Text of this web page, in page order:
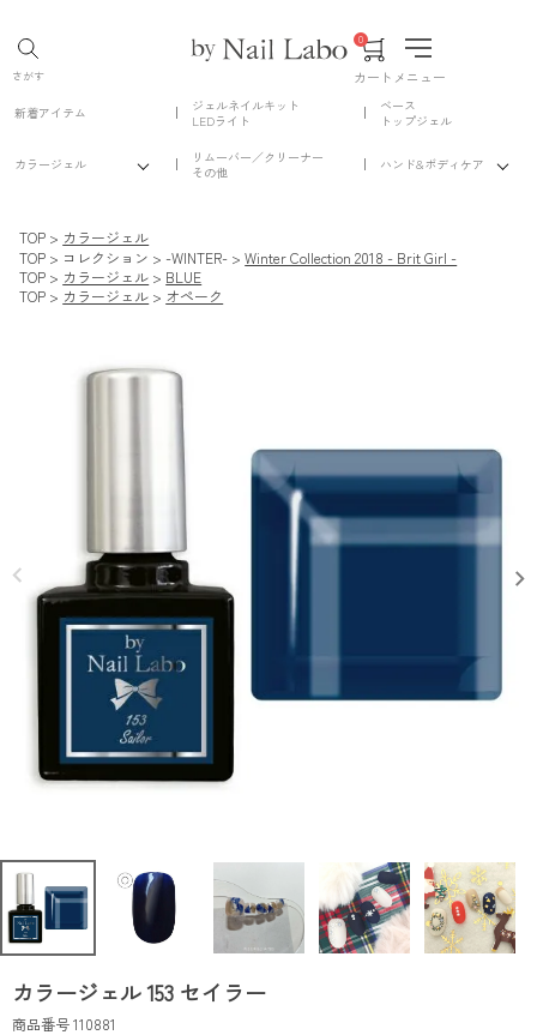
さがす カート
0
メニュー
新着アイテム
ジェルネイルキット
LEDライト
ベース
トップジェル
カラージェル
リムーバー／クリーナー
その他
ハンド&ボディケア
TOP
カラージェル
TOP
コレクション -WINTER-
Winter Collection 2018 - Brit Girl -
TOP
カラージェル
BLUE
TOP
カラージェル オペーク
カラージェル 153 セイラー
商品番号110881